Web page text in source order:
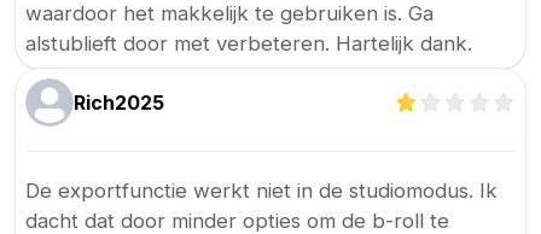
waardoor het makkelijk te gebruiken is. Ga
alstublieft door met verbeteren. Hartelijk dank.
Rich2025
De exportfunctie werkt niet in de studiomodus. Ik
dacht dat door minder opties om de b-roll te